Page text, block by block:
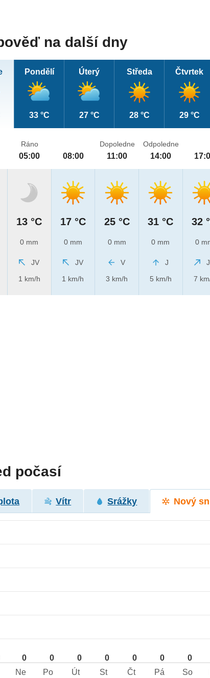
na další dny
Pondělí
33 °C
Úterý
27 °C
Středa
28 °C
Čtvrtek
29 °C
Ráno
05:00
13 °C
0 mm
JV
1 km/h
08:00
17 °C
0 mm
JV
1 km/h
Dopoledne
11:00
25 °C
0 mm
V
3 km/h
Odpoledne
14:00
31 °C
0 mm
J
5 km/h
32
0
7
počasí
Vítr Srážky Nový
0 0 0 0 0 0 0
Ne Po Út St Čt Pá So